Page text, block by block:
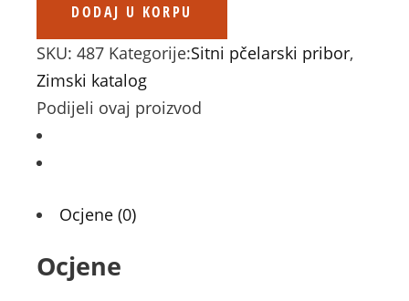
DODAJ U KORPU
SKU: 487 Kategorije:Sitni pčelarski pribor,
Zimski katalog
Podijeli ovaj proizvod
Ocjene (0)
Ocjene